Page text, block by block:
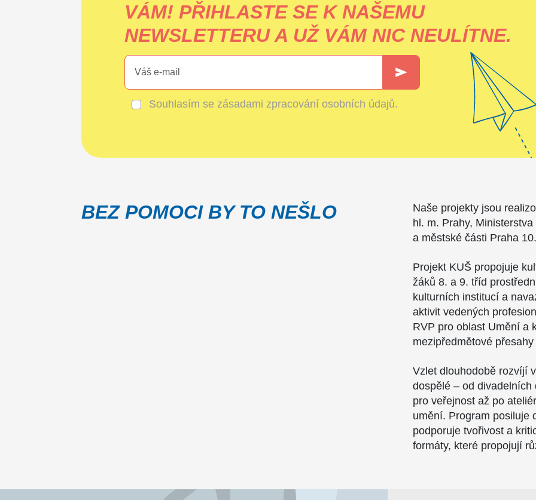
VÁM! PŘIHLASTE SE K NAŠEMU
NEWSLETTERU A UŽ VÁM NIC NEULÍTNE.
Souhlasím se zásadami zpracování osobních údajů.
BEZ POMOCI BY TO NEŠLO
Naše projekty jsou
hl. m. Prahy,
a městské části Praha 10.
Projekt KUŠ propojuje
žáků 8. a 9. tříd
kulturních institucí a
aktivit vedených
RVP pro oblast Umění a
mezipředmětové
Vzlet dlouhodobě rozvíjí
dospělé – od
pro veřejnost až po
umění. Program posiluje
podporuje tvořivost a
formáty, které propojují